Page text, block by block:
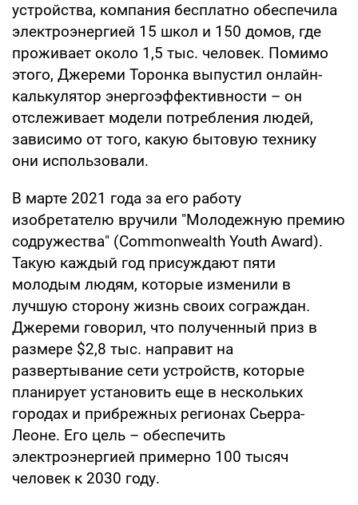
устройства, компания бесплатно обеспечила
электроэнергией 15 школ и 150 домов, где
проживает около 1,5 тыс. человек. Помимо
этого, Джереми Торонка выпустил онлайн-
калькулятор энергоэффективности – он
отслеживает модели потребления людей,
зависимо от того, какую бытовую технику
они использовали.
В марте 2021 года за его работу
изобретателю вручили "Молодежную премию
содружества" (Commonwealth Youth Award).
Такую каждый год присуждают пяти
молодым людям, которые изменили в
лучшую сторону жизнь своих сограждан.
Джереми говорил, что полученный приз в
размере $2,8 тыс. направит на
развертывание сети устройств, которые
планирует установить еще в нескольких
городах и прибрежных регионах Сьерра-
Леоне. Его цель – обеспечить
электроэнергией примерно 100 тысяч
человек к 2030 году.